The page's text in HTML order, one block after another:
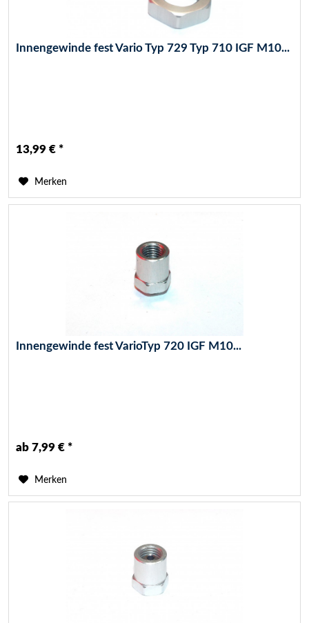
Innengewinde fest Vario Typ 729 Typ 710 IGF M10...
13,99 € *
Merken
Innengewinde fest VarioTyp 720 IGF M10...
ab 7,99 € *
Merken